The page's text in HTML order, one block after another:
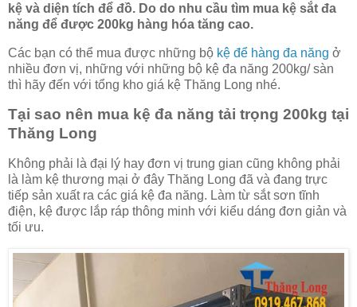
kệ và diện tích để đồ. Do do nhu cầu tìm mua kệ sắt đa
năng để được 200kg hàng hóa tăng cao.
Các bạn có thể mua được những bộ kệ để hàng đa năng ở
nhiều đơn vị, những với những bộ kệ đa năng 200kg/ sàn
thì hãy đến với tổng kho giá kệ Thăng Long nhé.
Tại sao nên mua kệ đa năng tải trọng 200kg tại
Thăng Long
Không phải là đại lý hay đơn vị trung gian cũng không phải
là làm kệ thương mại ở đây Thăng Long đã và đang trực
tiếp sản xuất ra các giá kệ đa năng. Làm từ sắt sơn tĩnh
điện, kệ được lắp ráp thông minh với kiểu dáng đơn giản và
tối ưu.